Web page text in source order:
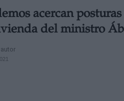
acercan posturas
del ministro